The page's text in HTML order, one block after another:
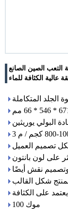
التعب الصين الصانع
الكثافة للماء
المتكاملة
البولي يوريثين
تصميم العميل
على لون بانتون
نقش أيضًا
شكل القالب
على الكثافة
موك 100